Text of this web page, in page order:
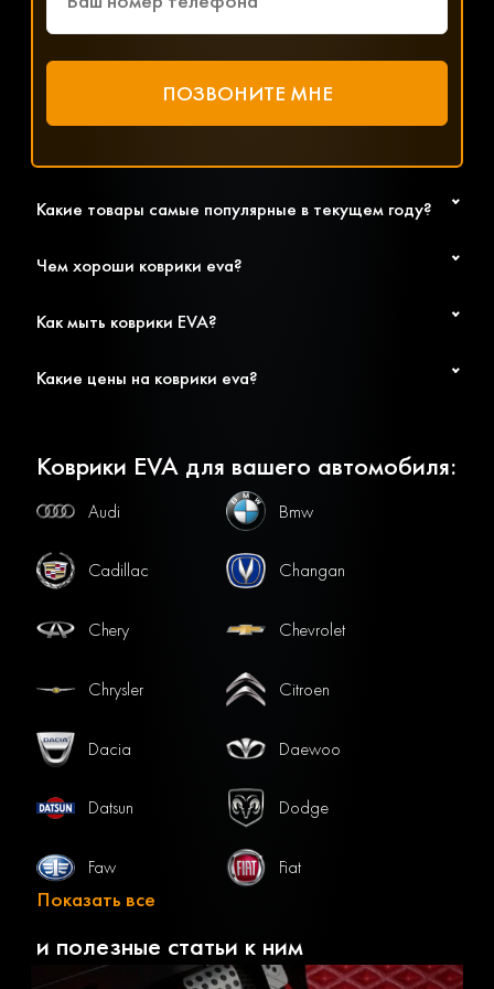
Какие товары самые популярные в текущем году?
Чем хороши коврики eva?
Как мыть коврики EVA?
Какие цены на коврики eva?
Коврики EVA для вашего автомобиля:
Audi Bmw
Cadillac Changan
Chery Chevrolet
Chrysler Citroen
Dacia Daewoo
Datsun Dodge
Faw Fiat
Показать все
и полезные статьи к ним